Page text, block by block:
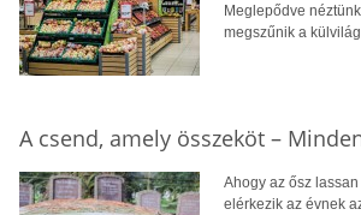
Meglepődve
megszűnik a
A csend, amely összeköt –
Ahogy az ősz
elérkezik az évnek